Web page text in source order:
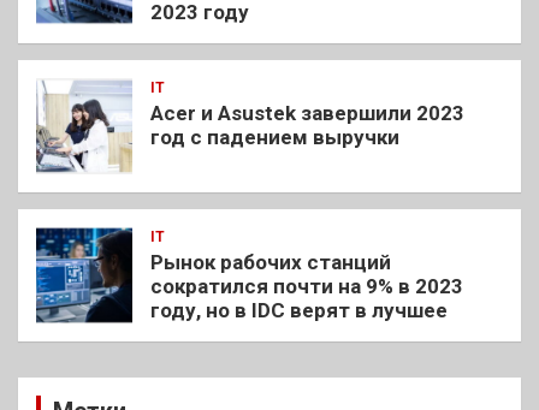
2023 году
IT
Acer и Asustek завершили 2023
год с падением выручки
IT
Рынок рабочих станций
сократился почти на 9% в 2023
году, но в IDC верят в лучшее